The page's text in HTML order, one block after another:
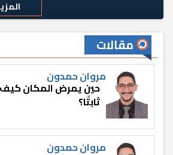
مقالات
مروان حمدون
حين يمرض المكان كيف
ثابتًا؟
مروان حمدون